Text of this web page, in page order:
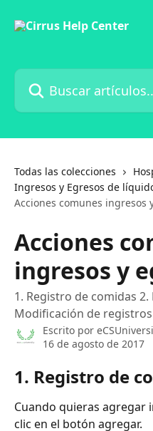
Buscar artículos...
Todas las colecciones
Ingresos y Egresos de
Acciones comunes ingresos
Acciones
ingresos y
1. Registro de comidas
Modificación de registros
Escrito por
16 de agosto de 2017
1. Registro de
Cuando quieras agregar
clic en el botón agregar.